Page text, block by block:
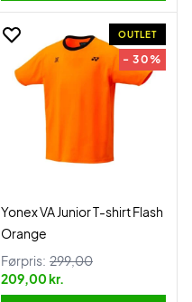
OUTLET
- 30%
Yonex VA Junior T-shirt Flash
Orange
Førpris: 299,00
209,00 kr.